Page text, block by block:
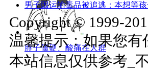
脖子僵硬、酸痛在人群
男子因运输毒品被追逃：本想等
Copyright © 1999-
温馨提示：如果您
本站信息仅供参考_